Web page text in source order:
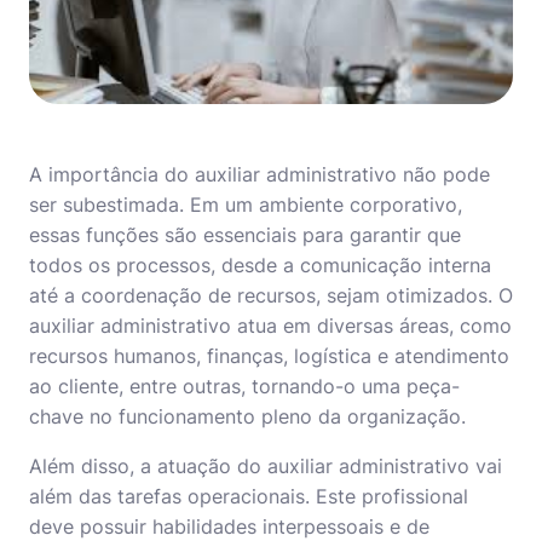
A importância do auxiliar administrativo não pode
ser subestimada. Em um ambiente corporativo,
essas funções são essenciais para garantir que
todos os processos, desde a comunicação interna
até a coordenação de recursos, sejam otimizados. O
auxiliar administrativo atua em diversas áreas, como
recursos humanos, finanças, logística e atendimento
ao cliente, entre outras, tornando-o uma peça-
chave no funcionamento pleno da organização.
Além disso, a atuação do auxiliar administrativo vai
além das tarefas operacionais. Este profissional
deve possuir habilidades interpessoais e de